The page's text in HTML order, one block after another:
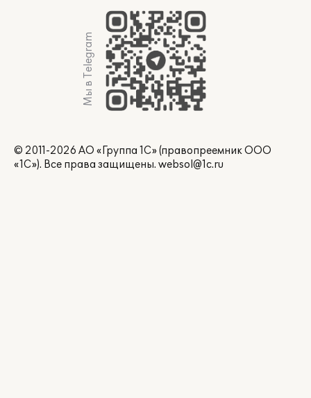
Мы в Telegram
© 2011-2026 АО «Группа 1С» (правопреемник ООО
«1С»). Все права защищены. websol@1c.ru